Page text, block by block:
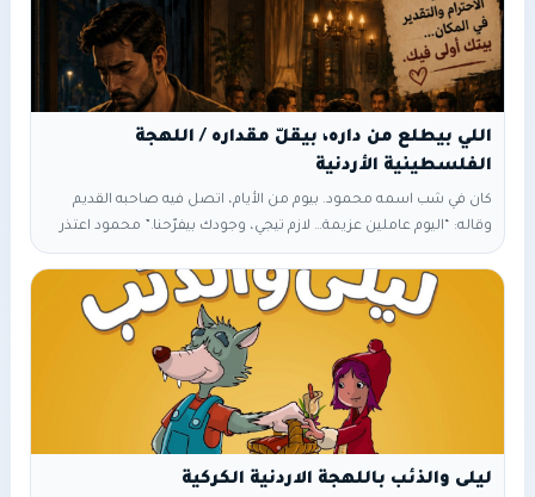
اللي بيطلع من داره، بيقلّ مقداره / اللهجة
الفلسطينية الأردنية
كان في شب اسمه محمود. بيوم من الأيام، اتصل فيه صاحبه القديم
وقاله: “اليوم عاملين عزيمة… لازم تيجي، وجودك بيفرّحنا.” محمود اعتذر
بالبداية لأنه كان مرتاح ببيته وما بيحب يروح كتير عند الناّس،،، بس صاحبه
ضل ينق فوق راسه، لحد ما وافق وراح. أول ما وصل، سلّم على الكل.
قعد لحاله.،،،ولا حدا ناداه يقعد معهم. ولما حطّوا الأكل، بلشوا ياكلوا،
وما حدا حكاله: “تفضل.” ضل مستحي، وقاعد يتطلع
ليلى والذئب باللهجة الاردنية الكركية